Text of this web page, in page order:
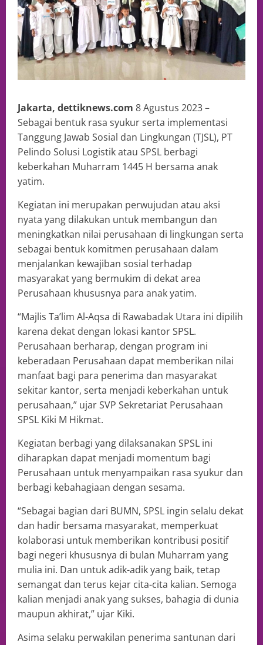
Jakarta, dettiknews.com 8 Agustus 2023 –
Sebagai bentuk rasa syukur serta implementasi
Tanggung Jawab Sosial dan Lingkungan (TJSL), PT
Pelindo Solusi Logistik atau SPSL berbagi
keberkahan Muharram 1445 H bersama anak
yatim.
Kegiatan ini merupakan perwujudan atau aksi
nyata yang dilakukan untuk membangun dan
meningkatkan nilai perusahaan di lingkungan serta
sebagai bentuk komitmen perusahaan dalam
menjalankan kewajiban sosial terhadap
masyarakat yang bermukim di dekat area
Perusahaan khususnya para anak yatim.
“Majlis Ta’lim Al-Aqsa di Rawabadak Utara ini dipilih
karena dekat dengan lokasi kantor SPSL.
Perusahaan berharap, dengan program ini
keberadaan Perusahaan dapat memberikan nilai
manfaat bagi para penerima dan masyarakat
sekitar kantor, serta menjadi keberkahan untuk
perusahaan,” ujar SVP Sekretariat Perusahaan
SPSL Kiki M Hikmat.
Kegiatan berbagi yang dilaksanakan SPSL ini
diharapkan dapat menjadi momentum bagi
Perusahaan untuk menyampaikan rasa syukur dan
berbagi kebahagiaan dengan sesama.
“Sebagai bagian dari BUMN, SPSL ingin selalu dekat
dan hadir bersama masyarakat, memperkuat
kolaborasi untuk memberikan kontribusi positif
bagi negeri khususnya di bulan Muharram yang
mulia ini. Dan untuk adik-adik yang baik, tetap
semangat dan terus kejar cita-cita kalian. Semoga
kalian menjadi anak yang sukses, bahagia di dunia
maupun akhirat,” ujar Kiki.
Asima selaku perwakilan penerima santunan dari